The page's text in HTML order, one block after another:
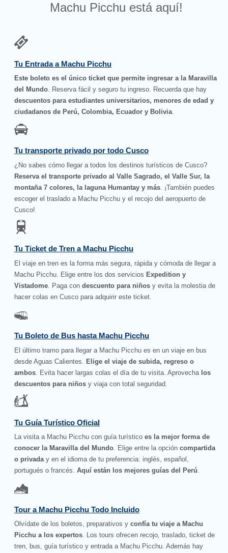
Machu Picchu está aquí!
Tu Entrada a Machu Picchu
Este boleto es el único ticket que permite ingresar a la Maravilla
del Mundo. Reserva fácil y seguro tu ingreso. Recuerda que hay
descuentos para estudiantes universitarios, menores de edad y
ciudadanos de Perú, Colombia, Ecuador y Bolivia.
Tu transporte privado por todo Cusco
¿No sabes cómo llegar a todos los destinos turísticos de Cusco?
Reserva el transporte privado al Valle Sagrado, el Valle Sur, la
montaña 7 colores, la laguna Humantay y más . ¡También puedes
escoger el traslado a Machu Picchu y el recojo del aeropuerto de
Cusco!
Tu Ticket de Tren a Machu Picchu
El viaje en tren es la forma más segura, rápida y cómoda de llegar a
Machu Picchu. Elige entre los dos servicios Expedition y
Vistadome . Paga condescuento para niños y evita la molestia de
hacer colas en Cusco para adquirir este ticket.
Tu Boleto de Bus hasta Machu Picchu
El último tramo para llegar a Machu Picchu es en un viaje en bus
desde Aguas Calientes. Elige el viaje de subida, regreso o
ambos . Evita hacer largas colas el día de tu visita. Aprovecha los
descuentos para niños y viaja con total seguridad.
Tu Guía Turístico Oficial
La visita a Machu Picchu con guía turístico es la mejor forma de
conocer la Maravilla del Mundo. Elige entre la opcióncompartida
o privaday en el idioma de tu preferencia: inglés, español,
portugués o francés.Aquí están los mejores guías del Perú.
Tour a Machu Picchu Todo Incluido
Olvídate de los boletos, preparativos yconfía tu viaje a Machu
Picchu a los expertos. Los tours ofrecen recojo, traslado, ticket de
tren, bus, guía turístico y entrada a Machu Picchu. Además hay